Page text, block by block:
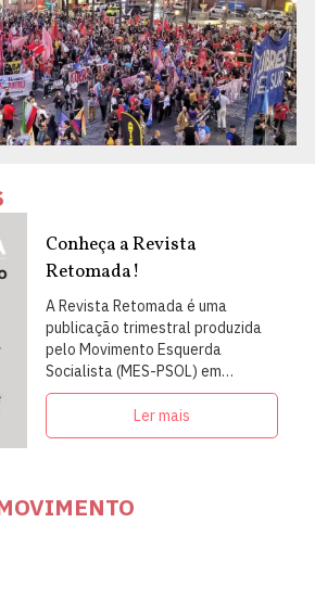
Conheça a Revista
Retomada!
A Revista Retomada é uma
publicação trimestral produzida
pelo Movimento Esquerda
Socialista (MES-PSOL) em
articulação com intelectuais,
militantes e artistas
Ler mais